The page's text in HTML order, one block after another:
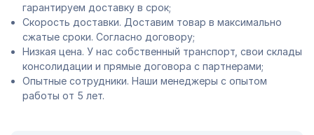
гарантируем доставку в срок;
Скорость доставки. Доставим товар в максимально
сжатые сроки. Согласно договору;
Низкая цена. У нас собственный транспорт, свои склады
консолидации и прямые договора с партнерами;
Опытные сотрудники. Наши менеджеры с опытом
работы от 5 лет.